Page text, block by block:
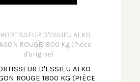
D'ESSIEU ALKO
ROUGE 1800 KG (PIÈCE